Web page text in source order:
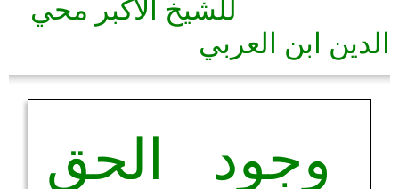
للشيخ الأكبر محي
الدين ابن العربي
وجود الحق